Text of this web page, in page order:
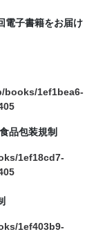
電子書籍をお届け
1ef1bea6-
品包装規制
1ef18cd7-
1ef403b9-